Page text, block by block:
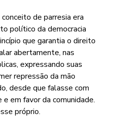
de parresia era
político da democracia
que garantia o direito
abertamente, nas
expressando suas
repressão da mão
desde que falasse com
em favor da comunidade.
próprio.